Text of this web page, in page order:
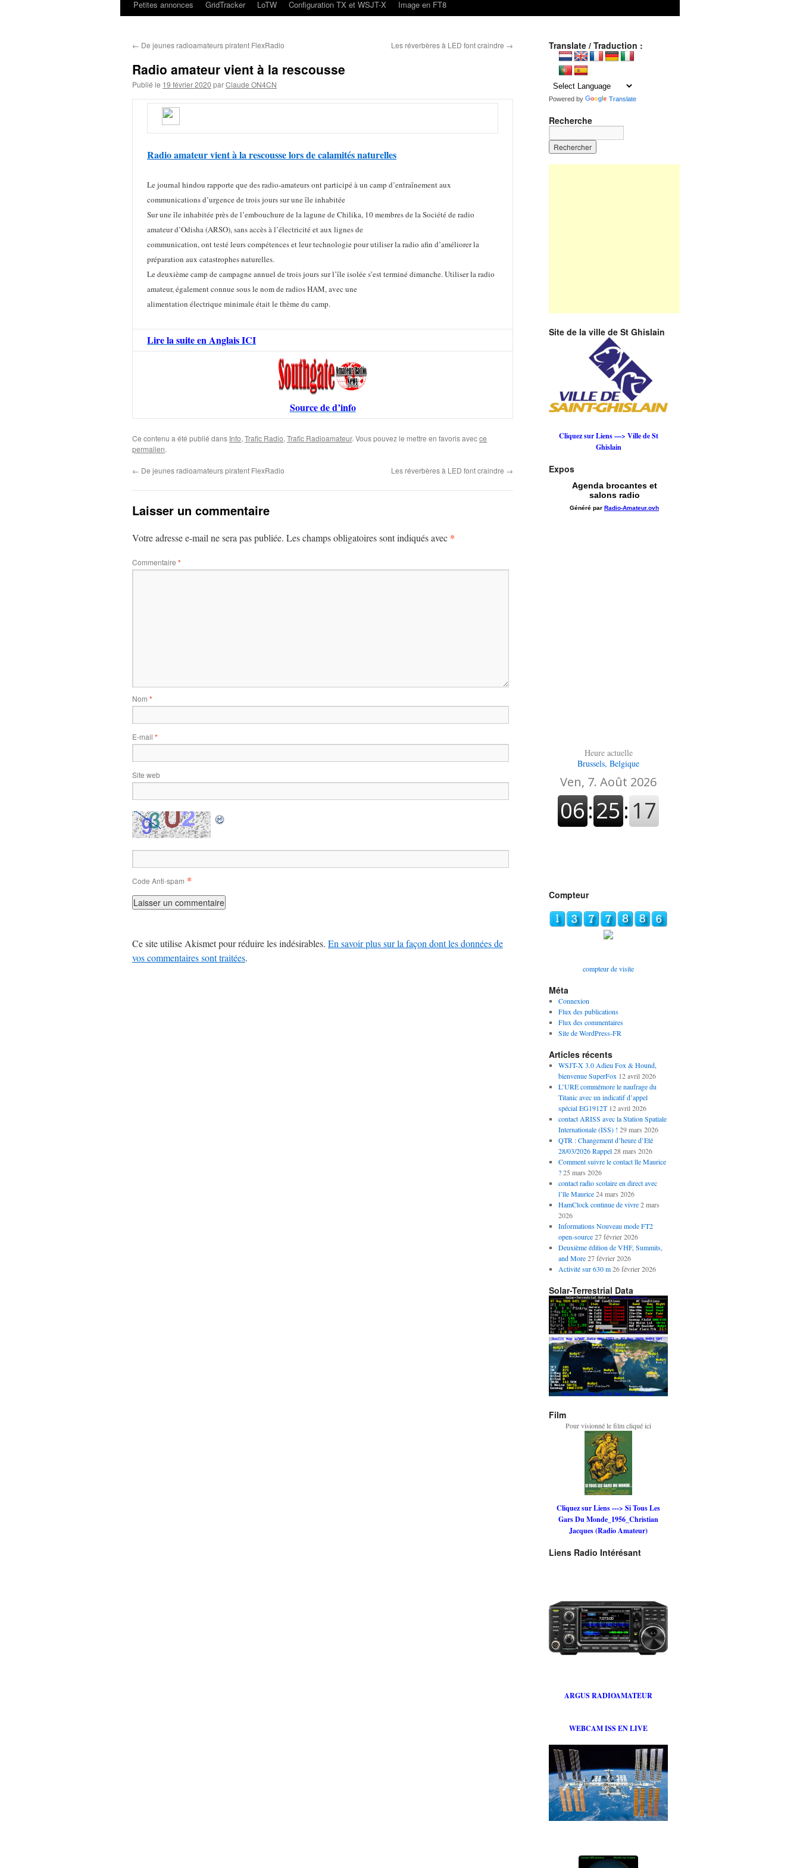
Petites annonces
GridTracker LoTW Configuration TX et WSJT-X Image en FT8
← De jeunes radioamateurs piratent FlexRadio Les réverbères à LED font craindre →
Radio amateur vient à la rescousse
Publié le 19 février 2020 parClaude ON4CN
Radio amateur vient à la rescousse lors de calamités naturelles
Le journal hindou rapporte que des radio-amateurs ont participé à un camp d’entraînement aux
communications d’urgence de trois jours sur une île inhabitée
Sur une île inhabitée près de l’embouchure de la lagune de Chilika, 10 membres de la Société de radio
amateur d’Odisha (ARSO), sans accès à l’électricité et aux lignes de
communication, ont testé leurs compétences et leur technologie pour utiliser la radio afin d’améliorer la
préparation aux catastrophes naturelles.
Le deuxième camp de campagne annuel de trois jours sur l’île isolée s’est terminé dimanche. Utiliser la radio
amateur, également connue sous le nom de radios HAM, avec une
alimentation électrique minimale était le thème du camp.
Lire la suite en Anglais ICI
Source de d’info
Ce contenu a été publié dans Info, Trafic Radio, Trafic Radioamateur. Vous pouvez le mettre en favoris avecce
permalien.
← De jeunes radioamateurs piratent FlexRadio Les réverbères à LED font craindre →
Laisser un commentaire
Votre adresse e-mail ne sera pas publiée. Les champs obligatoires sont indiqués avec *
Commentaire *
Nom *
E-mail *
Site web
Code Anti-spam *
Ce site utilise Akismet pour réduire les indésirables. En savoir plus sur la façon dont les données de
vos commentaires sont traitées.
Translate / Traduction :
Powered by Translate
Recherche
Site de la ville de St Ghislain
Cliquez sur Liens —> Ville de St
Ghislain
Expos
Heure actuelle
Brussels, Belgique
Compteur
compteur de visite
Méta
Connexion
Flux des publications
Flux des commentaires
Site de WordPress-FR
Articles récents
WSJT-X 3.0 Adieu Fox & Hound,
bienvenue SuperFox 12 avril 2026
L’URE commémore le naufrage du
Titanic avec un indicatif d’appel
spécial EG1912T 12 avril 2026
contact ARISS avec la Station Spatiale
Internationale (ISS) ! 29 mars 2026
QTR : Changement d’heure d’Eté
28/03/2026 Rappel 28 mars 2026
Comment suivre le contact île Maurice
? 25 mars 2026
contact radio scolaire en direct avec
l’île Maurice 24 mars 2026
HamClock continue de vivre 2 mars
2026
Informations Nouveau mode FT2
open-source 27 février 2026
Deuxième édition de VHF, Summits,
and More 27 février 2026
Activité sur 630 m 26 février 2026
Solar-Terrestrial Data
Film
Pour visionné le film cliqué ici
Cliquez sur Liens ---> Si Tous Les
Gars Du Monde_1956_Christian
Jacques (Radio Amateur)
Liens Radio Intérésant
ARGUS RADIOAMATEUR
WEBCAM ISS EN LIVE